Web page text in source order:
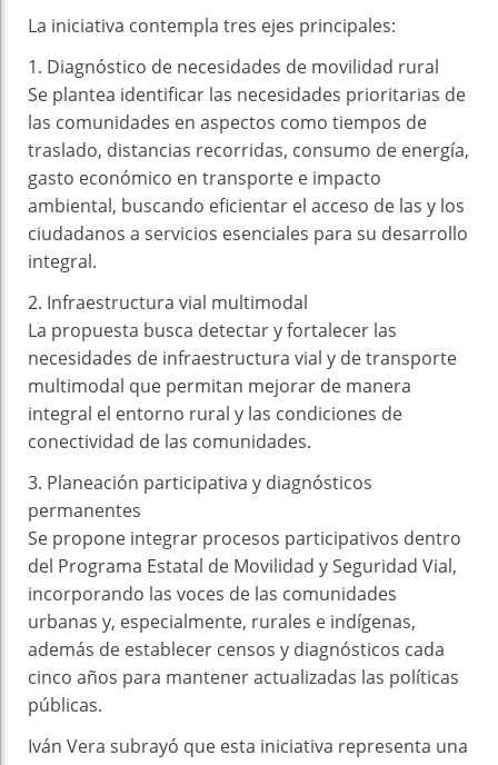
La iniciativa contempla tres ejes principales:
1.⁠ ⁠Diagnóstico de necesidades de movilidad rural
Se plantea identificar las necesidades prioritarias de
las comunidades en aspectos como tiempos de
traslado, distancias recorridas, consumo de energía,
gasto económico en transporte e impacto
ambiental, buscando eficientar el acceso de las y los
ciudadanos a servicios esenciales para su desarrollo
integral.
2.⁠ ⁠Infraestructura vial multimodal
La propuesta busca detectar y fortalecer las
necesidades de infraestructura vial y de transporte
multimodal que permitan mejorar de manera
integral el entorno rural y las condiciones de
conectividad de las comunidades.
3.⁠ ⁠Planeación participativa y diagnósticos
permanentes
Se propone integrar procesos participativos dentro
del Programa Estatal de Movilidad y Seguridad Vial,
incorporando las voces de las comunidades
urbanas y, especialmente, rurales e indígenas,
además de establecer censos y diagnósticos cada
cinco años para mantener actualizadas las políticas
públicas.
Iván Vera subrayó que esta iniciativa representa una